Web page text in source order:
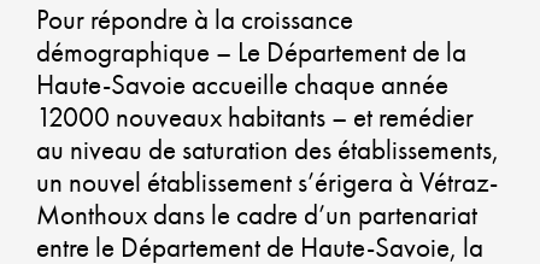
Pour répondre à la croissance
démographique – Le Département de la
Haute-Savoie accueille chaque année
12000 nouveaux habitants – et remédier
au niveau de saturation des établissements,
un nouvel établissement s’érigera à Vétraz-
Monthoux dans le cadre d’un partenariat
entre le Département de Haute-Savoie, la